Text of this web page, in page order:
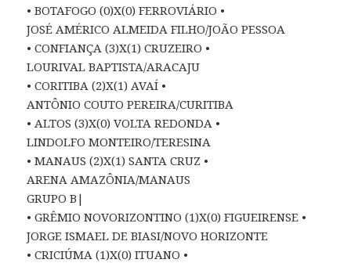
• BOTAFOGO (0)X(0) FERROVIÁRIO •
JOSÉ AMÉRICO ALMEIDA FILHO/JOÃO PESSOA
• CONFIANÇA (3)X(1) CRUZEIRO •
LOURIVAL BAPTISTA/ARACAJU
• CORITIBA (2)X(1) AVAÍ •
ANTÔNIO COUTO PEREIRA/CURITIBA
• ALTOS (3)X(0) VOLTA REDONDA •
LINDOLFO MONTEIRO/TERESINA
• MANAUS (2)X(1) SANTA CRUZ •
ARENA AMAZÔNIA/MANAUS
GRUPO B|
• GRÊMIO NOVORIZONTINO (1)X(0) FIGUEIRENSE •
JORGE ISMAEL DE BIASI/NOVO HORIZONTE
• CRICIÚMA (1)X(0) ITUANO •